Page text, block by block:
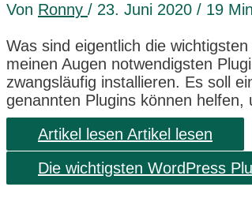
Von Ronny / 23. Juni 2020 / 19
Was sind eigentlich die
meinen Augen notwendigsten
zwangsläufig installieren. Es soll
genannten Plugins können
Artikel lesen Artikel lesen
Die wichtigsten WordPress